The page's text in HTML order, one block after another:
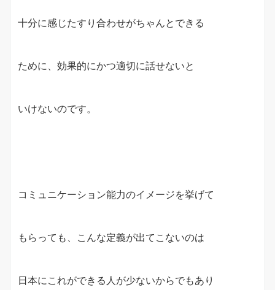
十分に感じたすり合わせがちゃんとできる
ために、効果的にかつ適切に話せないと
いけないのです。
コミュニケーション能力のイメージを挙げて
もらっても、こんな定義が出てこないのは
日本にこれができる人が少ないからでもあり